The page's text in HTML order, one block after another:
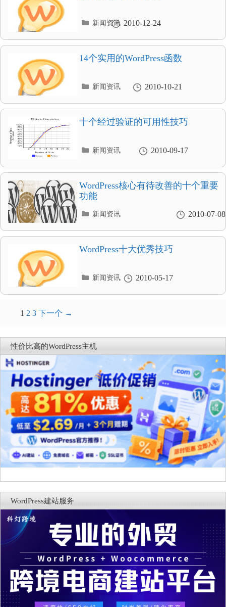
2010-12-24
分
录
新闻资讯
14个实用的WordPress函数
2010-10-21
分
录
新闻资讯
十个经过验证的可用性技巧
2010-09-17
分
录
新闻资讯
WordPress核心有待改善的十个重要
功能
2010-07-08
分
录
新闻资讯
WordPress十大优秀技巧
2010-05-17
分
新闻资讯
文
导
航
1 2 3 下一个 →
性价比高的WordPress主机
WordPress建站服务